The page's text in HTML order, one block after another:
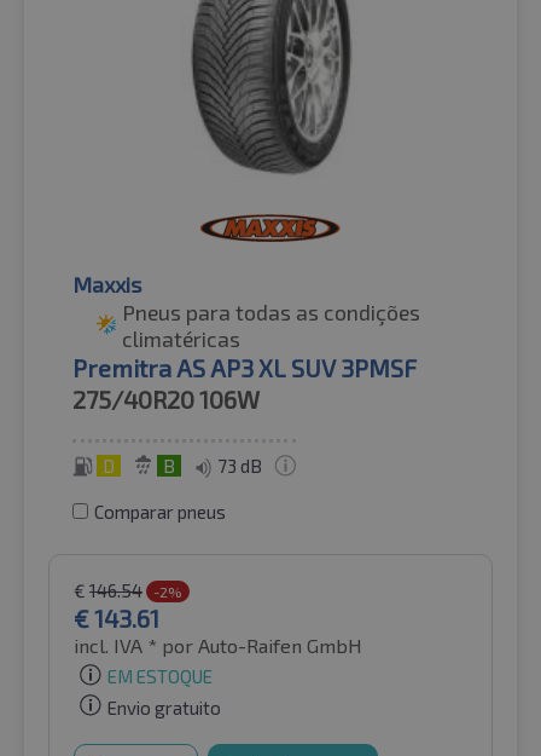
Maxxis
Pneus para todas as condições
climatéricas
Premitra AS AP3 XL SUV 3PMSF
275/40R20106W
D B 73 dB
Comparar pneus
€ 146.54 -2%
€143.61
incl. IVA * por Auto-Raifen GmbH
EM ESTOQUE
Envio gratuito